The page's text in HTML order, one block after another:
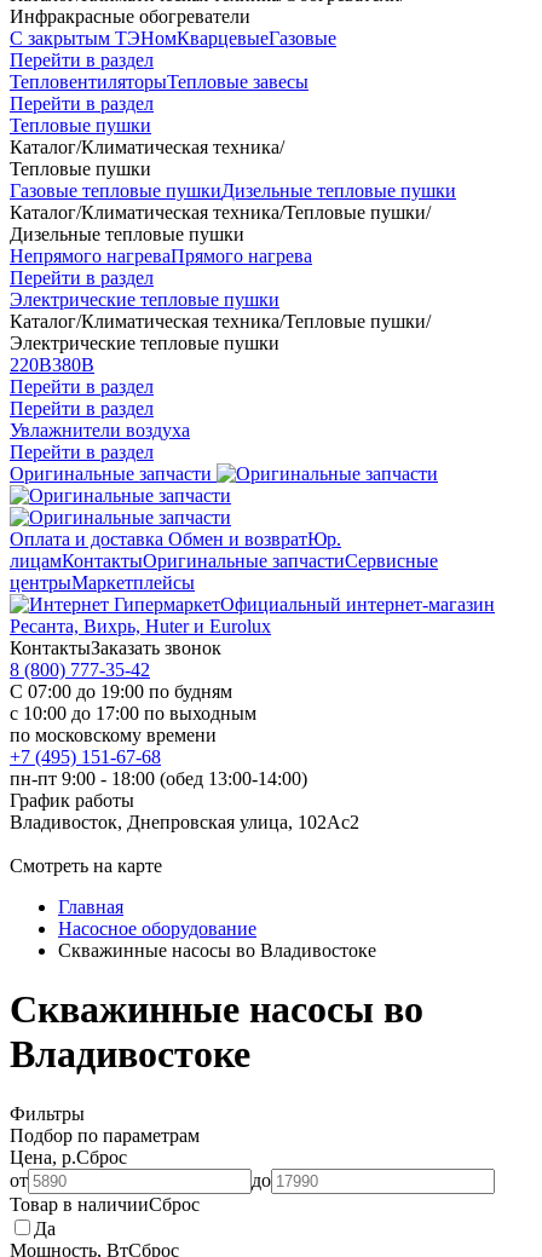
Инфракрасные обогреватели
С закрытым ТЭНомКварцевыеГазовые
Перейти в раздел
ТепловентиляторыТепловые завесы
Перейти в раздел
Тепловые пушки
Каталог/Климатическая техника/
Тепловые пушки
Газовые тепловые пушкиДизельные тепловые пушки
Каталог/Климатическая техника/Тепловые пушки/
Дизельные тепловые пушки
Непрямого нагреваПрямого нагрева
Перейти в раздел
Электрические тепловые пушки
Каталог/Климатическая техника/Тепловые пушки/
Электрические тепловые пушки
220В380В
Перейти в раздел
Перейти в раздел
Увлажнители воздуха
Перейти в раздел
Оригинальные запчасти
Оплата и доставка Обмен и возвратЮр.
лицамКонтактыОригинальные запчастиСервисные
центрыМаркетплейсы
Официальный интернет-магазин
Ресанта, Вихрь, Huter и Eurolux
КонтактыЗаказать звонок
8 (800) 777-35-42
С 07:00 до 19:00 по будням
с 10:00 до 17:00 по выходным
по московскому времени
+7 (495) 151-67-68
пн-пт 9:00 - 18:00 (обед 13:00-14:00)
График работы
Владивосток, Днепровская улица, 102Ас2
Смотреть на карте
Главная
Насосное оборудование
Скважинные насосы во Владивостоке
Скважинные насосы во
Владивостоке
Фильтры
Подбор по параметрам
Цена, р.Сброс
от
до
Товар в наличииСброс
Да
Мощность, ВтСброс